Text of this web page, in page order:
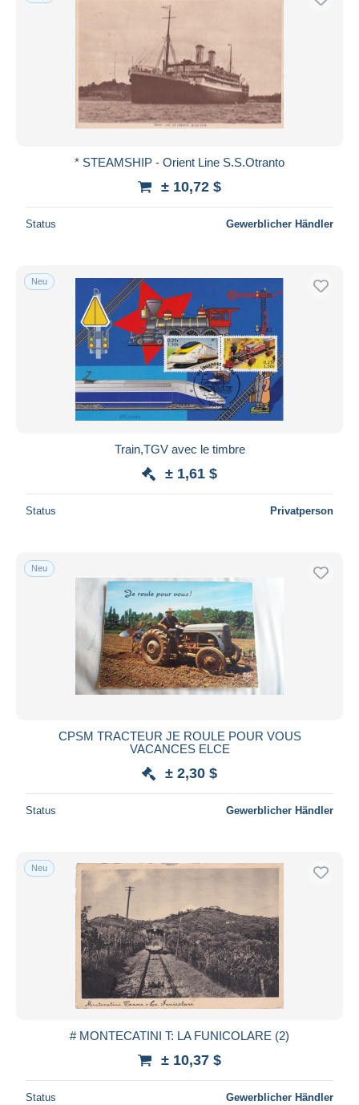
* STEAMSHIP - Orient Line S.S.Otranto
± 10,72 $
Status Gewerblicher Händler
Neu
Train,TGV avec le timbre
± 1,61 $
Status Privatperson
Neu
CPSM TRACTEUR JE ROULE POUR VOUS
VACANCES ELCE
± 2,30 $
Status Gewerblicher Händler
Neu
# MONTECATINI T: LA FUNICOLARE (2)
± 10,37 $
Status Gewerblicher Händler